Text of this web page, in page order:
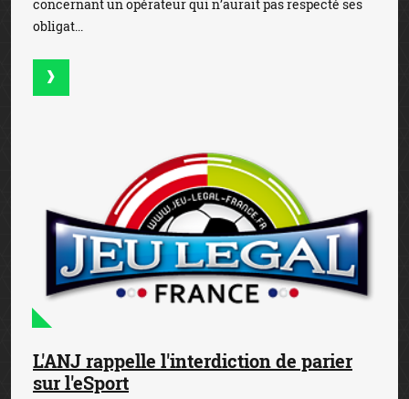
concernant un opérateur qui n’aurait pas respecté ses
obligat...
L'ANJ rappelle l'interdiction de parier
sur l'eSport